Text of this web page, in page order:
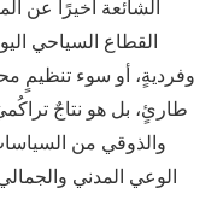
الشائعة أخيرًا عن
القطاع السياحي
وفرديةٍ، أو سوء تنظيمٍ
طارئٍ، بل هو نتاجٌ
والذوقي من
الوعي المدني